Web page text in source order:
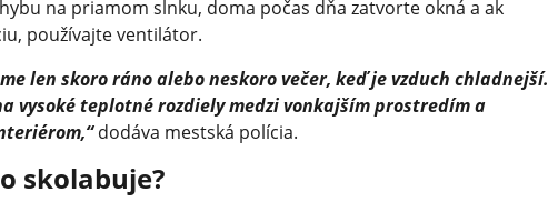
na priamom slnku, doma počas dňa zatvorte okná a ak
používajte ventilátor.
len skoro ráno alebo neskoro večer, keď je vzduch chladnejší.
vysoké teplotné rozdiely medzi vonkajším prostredím a
dodáva mestská polícia.
skolabuje?